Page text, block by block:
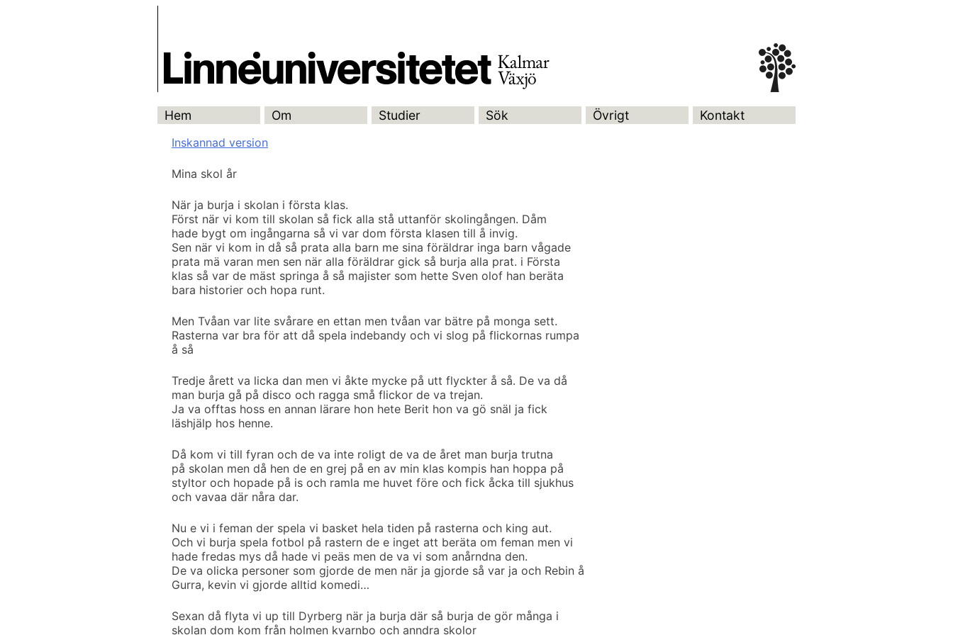
Hem Om Studier Sök Övrigt Kontakt
Inskannad version
Mina skol år
När ja burja i skolan i första klas.
Först när vi kom till skolan så fick alla stå uttanför skolingången. Dåm
hade bygt om ingångarna så vi var dom första klasen till å invig.
Sen när vi kom in då så prata alla barn me sina föräldrar inga barn vågade
prata mä varan men sen när alla föräldrar gick så burja alla prat. i Första
klas så var de mäst springa å så majister som hette Sven olof han beräta
bara historier och hopa runt.
Men Tvåan var lite svårare en ettan men tvåan var bätre på monga sett.
Rasterna var bra för att då spela indebandy och vi slog på flickornas rumpa
å så
Tredje årett va licka dan men vi åkte mycke på utt flyckter å så. De va då
man burja gå på disco och ragga små flickor de va trejan.
Ja va offtas hoss en annan lärare hon hete Berit hon va gö snäl ja fick
läshjälp hos henne.
Då kom vi till fyran och de va inte roligt de va de året man burja trutna
på skolan men då hen de en grej på en av min klas kompis han hoppa på
styltor och hopade på is och ramla me huvet före och fick åcka till sjukhus
och vavaa där nåra dar.
Nu e vi i feman der spela vi basket hela tiden på rasterna och king aut.
Och vi burja spela fotbol på rastern de e inget att beräta om feman men vi
hade fredas mys då hade vi peäs men de va vi som anårndna den.
De va olicka personer som gjorde de men när ja gjorde så var ja och Rebin å
Gurra, kevin vi gjorde alltid komedi…
Sexan då flyta vi up till Dyrberg när ja burja där så burja de gör många i
skolan dom kom från holmen kvarnbo och anndra skolor